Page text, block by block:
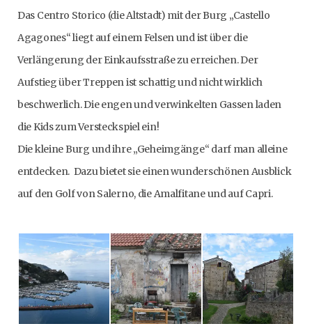
Das Centro Storico (die Altstadt) mit der Burg „Castello
Agagones“ liegt auf einem Felsen und ist über die
Verlängerung der Einkaufsstraße zu erreichen. Der
Aufstieg über Treppen ist schattig und nicht wirklich
beschwerlich. Die engen und verwinkelten Gassen laden
die Kids zum Versteckspiel ein!
Die kleine Burg und ihre „Geheimgänge“ darf man alleine
entdecken. Dazu bietet sie einen wunderschönen Ausblick
auf den Golf von Salerno, die Amalfitane und auf Capri.